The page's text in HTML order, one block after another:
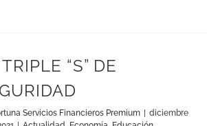
“S” DE
Servicios Financieros Premium
diciembre